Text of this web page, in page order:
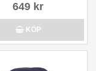
649 kr
KÖP